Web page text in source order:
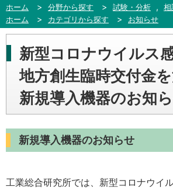
ホーム
分野から探す 試験・分析 , 相
ホーム
カテゴリから探す お知らせ
新型コロナウイルス
地方創生臨時交付金
新規導入機器のお知
新規導入機器のお知らせ
工業総合研究所では、新型コロナウイ